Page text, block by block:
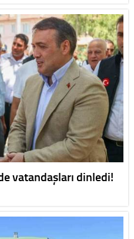
vatandaşları dinledi!